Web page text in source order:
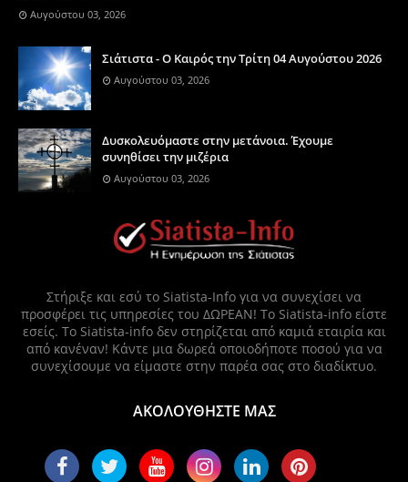
Αυγούστου 03, 2026
Σιάτιστα - Ο Καιρός την Τρίτη 04 Αυγούστου 2026
Αυγούστου 03, 2026
Δυσκολευόμαστε στην μετάνοια. Έχουμε
συνηθίσει την μιζέρια
Αυγούστου 03, 2026
Στήριξε και εσύ το Siatista-Info για να συνεχίσει να
προσφέρει τις υπηρεσίες του ΔΩΡΕΑΝ! Το Siatista-info είστε
εσείς. Το Siatista-info δεν στηρίζεται από καμιά εταιρία και
από κανέναν! Κάντε μια δωρεά οποιοδήποτε ποσού για να
συνεχίσουμε να είμαστε στην παρέα σας στο διαδίκτυο.
ΑΚΟΛΟΥΘΗΣΤΕ ΜΑΣ